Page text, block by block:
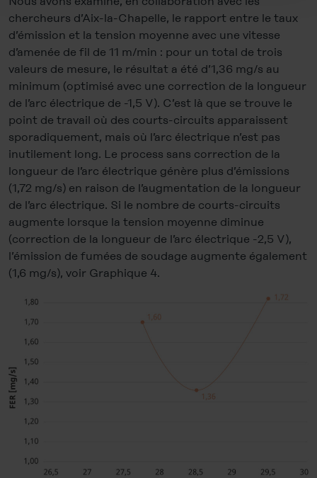
hand, you click on "Deny", only necessary cookies will
be set.
You can revoke your consent at any time in the
Cookie-
Policy
, revoke or change the settings and deselect the
categories subsequently. You can find further details in
our Cookie-Policy as well as in our
Data Privacy
Statement
Legal Notice
chercheurs d’Aix-la-Chapelle, le rapport entre le taux
d’émission et la tension moyenne avec une vitesse
d’amenée de fil de 11 m/min : pour un total de trois
valeurs de mesure, le résultat a été d’1,36 mg/s au
minimum (optimisé avec une correction de la longueur
de l’arc électrique de -1,5 V). C’est là que se trouve le
point de travail où des courts-circuits apparaissent
sporadiquement, mais où l’arc électrique n’est pas
inutilement long. Le process sans correction de la
longueur de l’arc électrique génère plus d’émissions
(1,72 mg/s) en raison de l’augmentation de la longueur
de l’arc électrique. Si le nombre de courts-circuits
augmente lorsque la tension moyenne diminue
(correction de la longueur de l’arc électrique -2,5 V),
l’émission de fumées de soudage augmente également
(1,6 mg/s), voir Graphique 4.